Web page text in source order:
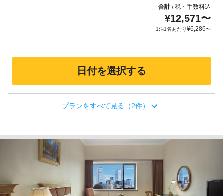
合計/税・手数料込
¥12,571〜
1泊1名あたり¥6,286〜
日付を選択する
プランをすべて見る（2件）